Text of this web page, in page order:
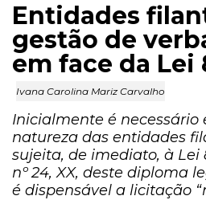
Entidades
gestão de
em face da Lei
Ivana Carolina Mariz Carvalho
Inicialmente é necessário
natureza das entidades
sujeita, de imediato, à Lei
nº 24, XX, deste diploma
é dispensável a licitação